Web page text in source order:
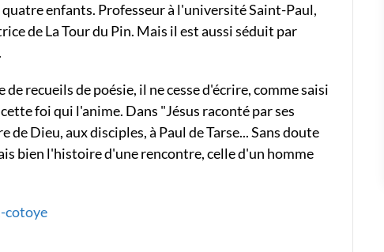
enfants. Professeur à l'université Saint-Paul,
de La Tour du Pin. Mais il est aussi séduit par
recueils de poésie, il ne cesse d'écrire, comme saisi
foi qui l'anime. Dans "Jésus raconté par ses
Dieu, aux disciples, à Paul de Tarse... Sans doute
bien l'histoire d'une rencontre, celle d'un homme
cotoye